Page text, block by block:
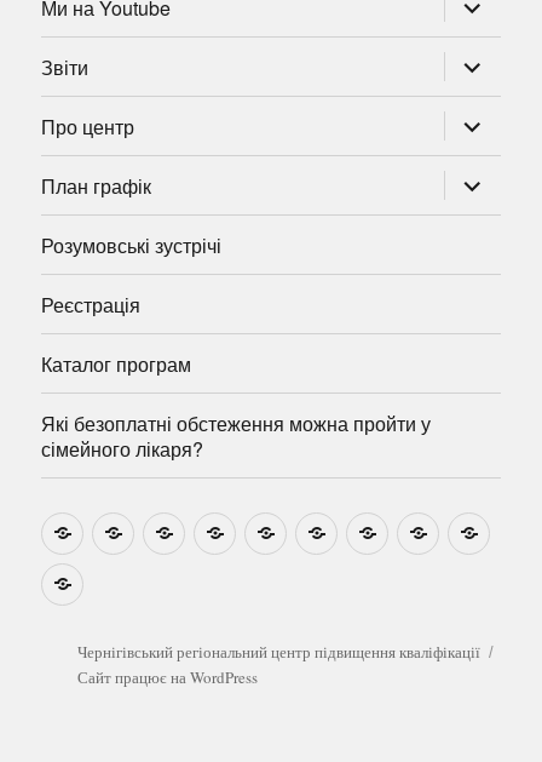
Ми на Youtube
підменю
Звіти
підменю
Про центр
підменю
План графік
підменю
Розумовські зустрічі
Реєстрація
Каталог програм
Які безоплатні обстеження можна пройти у
сімейного лікаря?
НовиниНавчально-
методичні
Ми
на
Звіти Про
центр
План
графік
Розумовські
зустрічі
Реєстрація
Які
безоплатні
можна
пройти
у
Чернігівський регіональний центр підвищення кваліфікації
Сайт працює на WordPress